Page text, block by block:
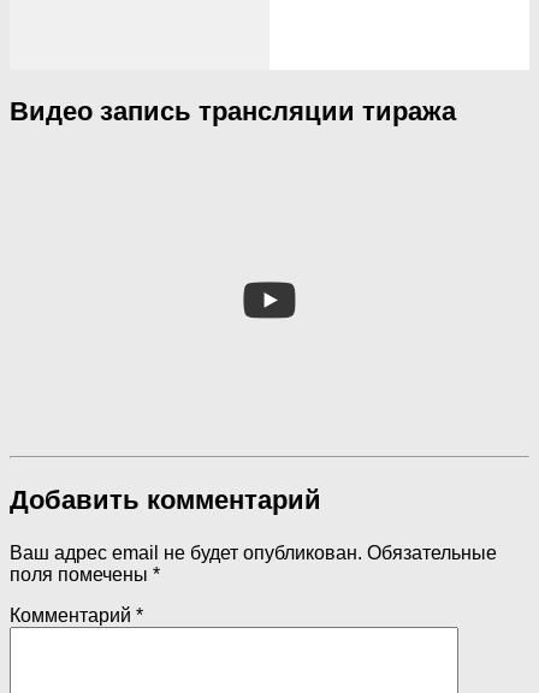
Видео запись трансляции тиража
Добавить комментарий
Ваш адрес email не будет опубликован. Обязательные
поля помечены *
Комментарий *